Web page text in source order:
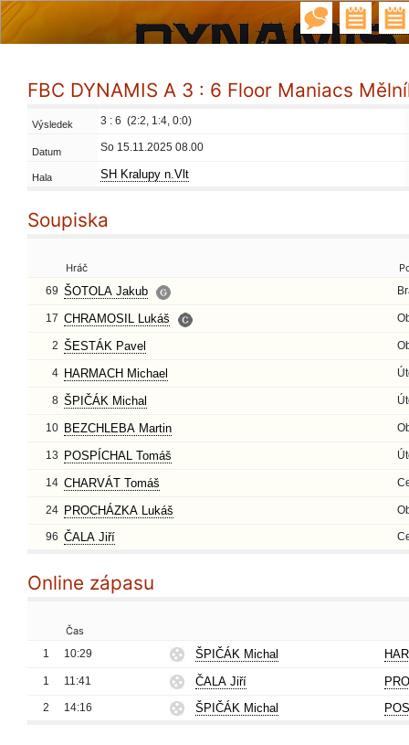
FBC DYNAMIS A 3 : 6 Floor Maniacs
Výsledek 3 : 6 (2:2, 1:4, 0:0)
Datum So 15.11.2025 08.00
Hala SH Kralupy n.Vlt
Soupiska
Hráč
69 ŠOTOLA Jakub
17 CHRAMOSIL Lukáš
2 ŠESTÁK Pavel
4 HARMACH Michael
8 ŠPIČÁK Michal
10 BEZCHLEBA Martin
13 POSPÍCHAL Tomáš
14 CHARVÁT Tomáš
24 PROCHÁZKA Lukáš
96 ČALA Jiří
Online zápasu
Čas
1
10:29 ŠPIČÁK Michal
1 11:41 ČALA Jiří
2 14:16 ŠPIČÁK Michal